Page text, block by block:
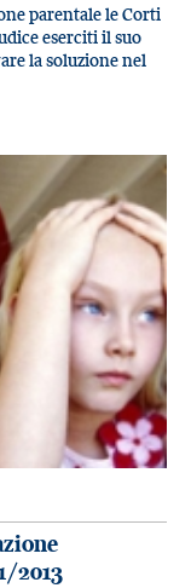
parentale le Corti
eserciti il suo
la soluzione nel
2013